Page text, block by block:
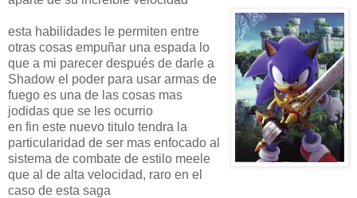
esta habilidades le permiten entre
otras cosas empuñar una espada lo
que a mi parecer después de darle a
Shadow el poder para usar armas de
fuego es una de las cosas mas
jodidas que se les ocurrio
en fin este nuevo titulo tendra la
particularidad de ser mas enfocado al
sistema de combate de estilo meele
que al de alta velocidad, raro en el
caso de esta saga